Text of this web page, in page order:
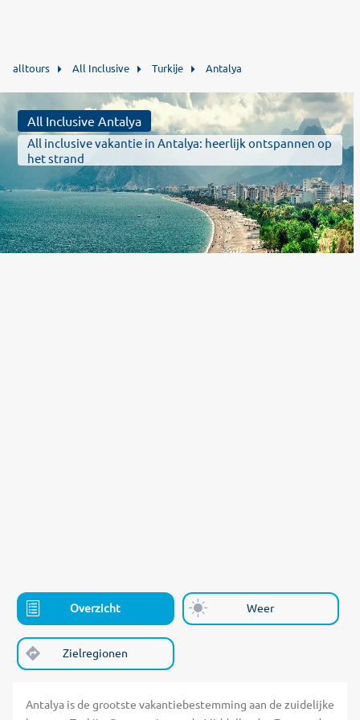
alltours All Inclusive Turkije Antalya
All Inclusive Antalya
All inclusive vakantie in Antalya: heerlijk ontspannen op
het strand
Overzicht Weer
Zielregionen
Antalya is de grootste vakantiebestemming aan de zuidelijke